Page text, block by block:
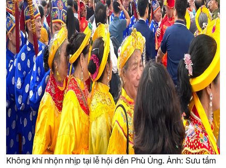
Không khí nhộn nhịp tại lễ hội đền Phù Ủng. Ảnh: Sưu tầm